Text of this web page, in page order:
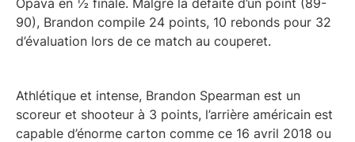
90), Brandon compile 24 points, 10 rebonds pour 32
d’évaluation lors de ce match au couperet.
Athlétique et intense, Brandon Spearman est un
scoreur et shooteur à 3 points, l’arrière américain est
capable d’énorme carton comme ce 16 avril 2018 ou